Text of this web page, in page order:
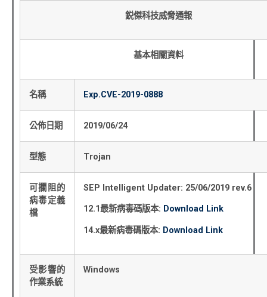
鋭傑科技威脅通報
基本相關資料
名稱 Exp.CVE-2019-0888
公佈日期 2019/06/24
型態 Trojan
可攔阻的
病毒定義
檔
SEP Intelligent Updater: 25/06/2019 rev.6
12.1最新病毒碼版本: Download Link
14.x最新病毒碼版本: Download Link
受影響的
作業系統
Windows